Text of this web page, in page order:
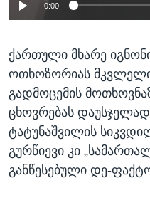
0:00
ქართული მხარე
ოთხოზორიას
გადმოცემის
ცხოვრებას
ტატუნაშვილის
გურწიევი კი
განწესებული დე-